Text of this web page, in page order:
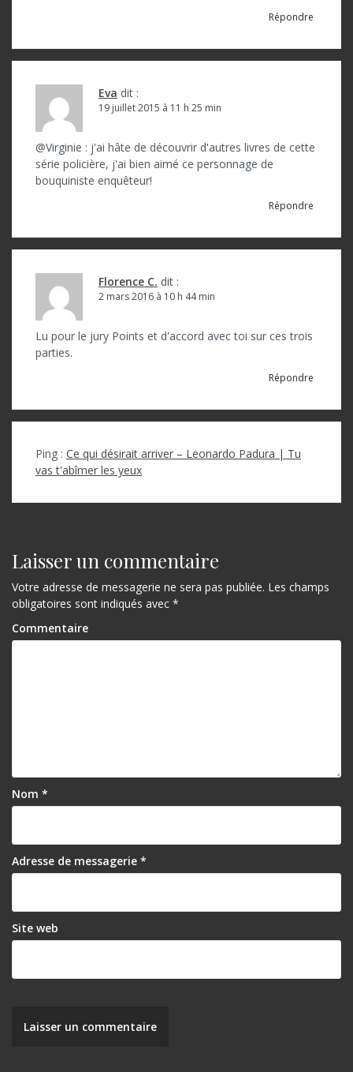
Répondre
Eva dit :
19 juillet 2015 à 11 h 25 min
@Virginie : j'ai hâte de découvrir d'autres livres de cette
série policière, j'ai bien aimé ce personnage de
bouquiniste enquêteur!
Répondre
Florence C. dit :
2 mars 2016 à 10 h 44 min
Lu pour le jury Points et d'accord avec toi sur ces trois
parties.
Répondre
Ping : Ce qui désirait arriver – Leonardo Padura | Tu
vas t'abîmer les yeux
Laisser un commentaire
Votre adresse de messagerie ne sera pas publiée. Les champs
obligatoires sont indiqués avec *
Commentaire
Nom *
Adresse de messagerie *
Site web